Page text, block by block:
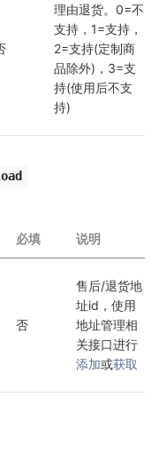
理由退货。0=不
支持，1=支持，
2=支持(定制商
品除外)，3=支
持(使用后不支
持)
必填 说明
否
售后/退货地
址id，使用
地址管理相
关接口进行
添加或获取